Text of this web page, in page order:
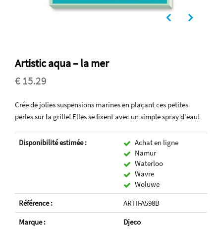
Artistic aqua – la mer
€ 15.29
Crée de jolies suspensions marines en plaçant ces petites
perles sur la grille! Elles se fixent avec un simple spray d'eau!
Disponibilité estimée :
Achat en ligne
Namur
Waterloo
Wavre
Woluwe
Référence :
ARTIFA598B
Marque :
Djeco